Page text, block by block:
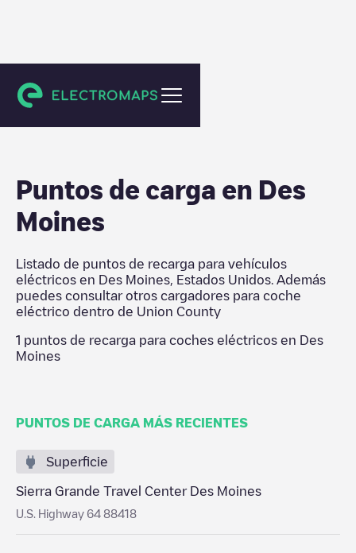
Union County
Puntos de carga en Des
Moines
Listado de puntos de recarga para vehículos
eléctricos en Des Moines Estados Unidos . Además
puedes consultar otros cargadores para coche
eléctrico dentro de Union County
1 puntos de recarga para coches eléctricos en Des
Moines
PUNTOS DE CARGA MÁS RECIENTES
Superficie
Sierra Grande Travel Center Des Moines
U.S. Highway 64 88418